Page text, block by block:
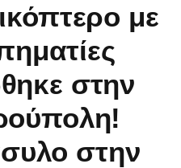
με
στην
στην